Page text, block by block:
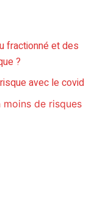
fractionné et des
?
avec le covid
de risques